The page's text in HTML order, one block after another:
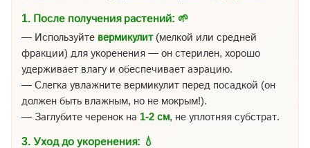
1. После получения растений: 🌱
— Используйте вермикулит(мелкой или средней
фракции) для укоренения — он стерилен, хорошо
удерживает влагу и обеспечивает аэрацию.
— Слегка увлажните вермикулит перед посадкой (он
должен быть влажным, но не мокрым!).
— Заглубите черенок на 1-2 см, не уплотняя субстрат.
3. Уход до укоренения: 💧